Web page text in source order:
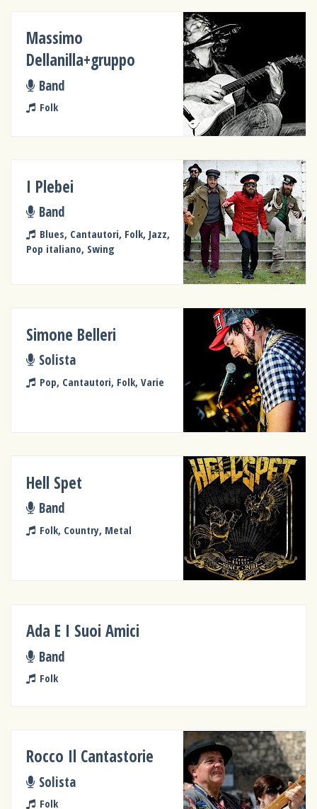
Massimo
Dellanilla+gruppo
Band
Folk
I Plebei
Band
Blues, Cantautori, Folk, Jazz,
Pop italiano, Swing
Simone Belleri
Solista
Pop, Cantautori, Folk, Varie
Hell Spet
Band
Folk, Country, Metal
Ada E I Suoi Amici
Band
Folk
Rocco Il Cantastorie
Solista
Folk